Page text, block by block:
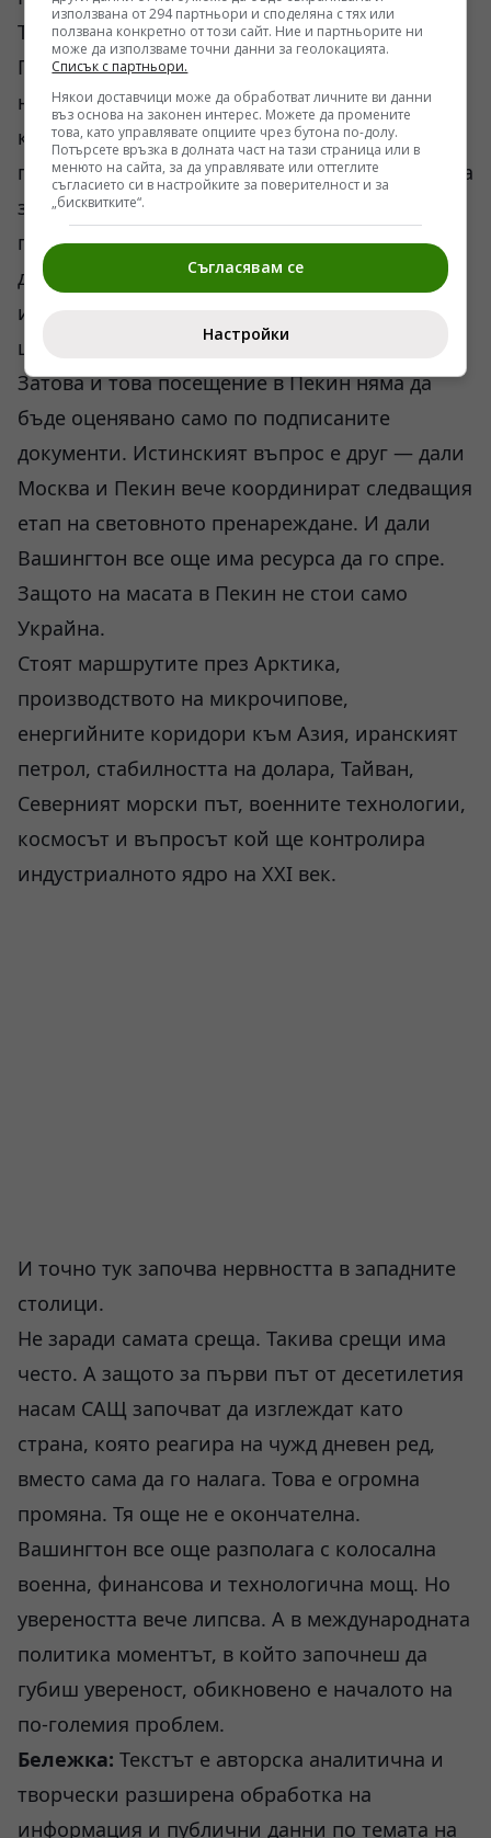
Това изтощава самите Съединени щати.
Пекин работи различно. Китайците планират
на цикли по 10–15 години. Руснаците — по-
кратко, но с много по-висока степен на
готовност за риск. Комбинацията е неприятна
за Запада. Особено когато към нея
постепенно започват да се прикрепят
държави от Глобалния юг, които вече не
искат да живеят в свят с един финансов
център и една военна хегемония.
Затова и това посещение в Пекин няма да
бъде оценявано само по подписаните
документи. Истинският въпрос е друг — дали
Москва и Пекин вече координират следващия
етап на световното пренареждане. И дали
Вашингтон все още има ресурса да го спре.
Защото на масата в Пекин не стои само
Украйна.
Стоят маршрутите през Арктика,
производството на микрочипове,
енергийните коридори към Азия, иранският
петрол, стабилността на долара, Тайван,
Северният морски път, военните технологии,
космосът и въпросът кой ще контролира
индустриалното ядро на XXI век.
И точно тук започва нервността в западните
столици.
Не заради самата среща. Такива срещи има
често. А защото за първи път от десетилетия
насам САЩ започват да изглеждат като
страна, която реагира на чужд дневен ред,
вместо сама да го налага. Това е огромна
промяна. Тя още не е окончателна.
Вашингтон все още разполага с колосална
военна, финансова и технологична мощ. Но
увереността вече липсва. А в международната
политика моментът, в който започнеш да
губиш увереност, обикновено е началото на
по-големия проблем.
Бележка: Текстът е авторска аналитична и
творчески разширена обработка на
информация и публични данни по темата на
използвана от 294 партньори и споделяна с тях или
ползвана конкретно от този сайт. Ние и партньорите ни
може да използваме точни данни за геолокацията.
Списък с партньори.
Някои доставчици може да обработват личните ви данни
въз основа на законен интерес. Можете да промените
това, като управлявате опциите чрез бутона по-долу.
Потърсете връзка в долната част на тази страница или в
менюто на сайта, за да управлявате или оттеглите
съгласието си в настройките за поверителност и за
„бисквитките“.
Съгласявам се
Настройки